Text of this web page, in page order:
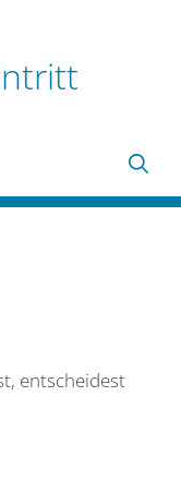
entscheidest